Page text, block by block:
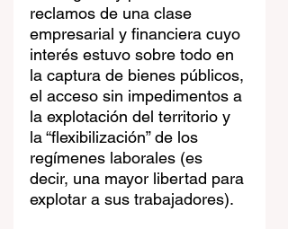
reclamos de una clase
empresarial y financiera cuyo
interés estuvo sobre todo en
la captura de bienes públicos,
el acceso sin impedimentos a
la explotación del territorio y
la “flexibilización” de los
regímenes laborales (es
decir, una mayor libertad para
explotar a sus trabajadores).